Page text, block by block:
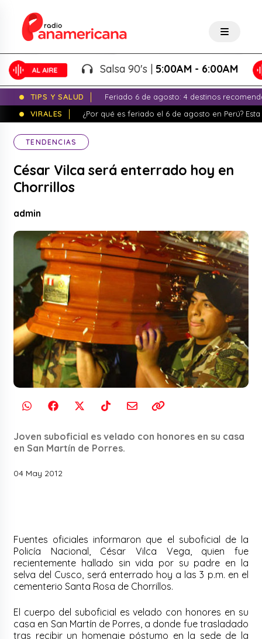
Salsa 90's |5:00AM - 6:00AM
TIPS Y SALUD
Feriado 6 de agosto: 4 destinos
VIRALES
¿Por qué es feriado el 6 de agosto en Perú?
TENDENCIAS
César Vilca será enterrado hoy en
Chorrillos
admin
Joven suboficial es velado con honores en su casa
en San Martín de Porres.
04 May 2012
Fuentes oficiales informaron que el suboficial de la
Policía Nacional, César Vilca Vega, quien fue
recientemente hallado sin vida por su padre en la
selva del Cusco, será enterrado hoy a las 3 p.m. en el
cementerio Santa Rosa de Chorrillos.
El cuerpo del suboficial es velado con honores en su
casa en San Martín de Porres, a donde fue trasladado
tras recibir un homenaje póstumo en la sede de la